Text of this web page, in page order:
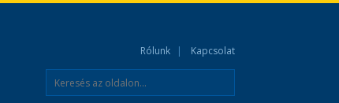
Rólunk Kapcsolat